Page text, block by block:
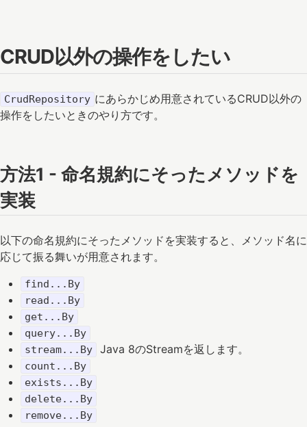
CRUD以外の操作をしたい
CrudRepository にあらかじめ用意されているCRUD以外の
操作をしたいときのやり方です。
方法1 - 命名規約にそったメソッドを
実装
以下の命名規約にそったメソッドを実装すると、メソッド名に
応じて振る舞いが用意されます。
find...By
read...By
get...By
query...By
stream...By
Java 8のStreamを返します。
count...By
exists...By
delete...By
remove...By